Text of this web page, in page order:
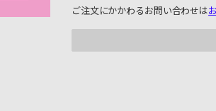
ご注文にかかわるお問い合わせは